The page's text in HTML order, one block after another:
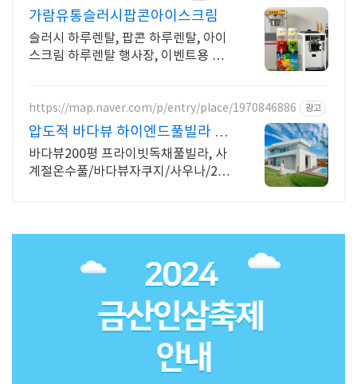
가람유통슬러시팝콘아이스크림
슬러시 하루렌탈, 팝콘 하루렌탈, 아이
스크림 하루렌탈 행사장, 이벤트용 행
https://map.naver.com/p/entry/place/1970846886 광고
압도적 바다뷰 하이엔드풀빌라 바
다뷰 자쿠지 상시 무료
바다뷰200평 프라이빗독채풀빌라, 사
계절온수풀/바다뷰자쿠지/사우나/200